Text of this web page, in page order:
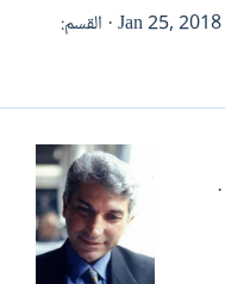
Jan 25, 2018 القسم: